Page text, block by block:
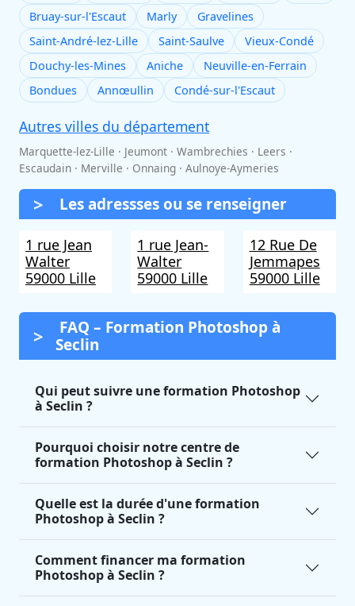
Bruay-sur-l'Escaut
Marly
Gravelines
Saint-André-lez-Lille
Saint-Saulve
Vieux-Condé
Douchy-les-Mines
Aniche
Neuville-en-Ferrain
Bondues
Annœullin Condé-sur-l'Escaut
Autres villes du département
Marquette-lez-Lille · Jeumont · Wambrechies · Leers ·
Escaudain · Merville · Onnaing · Aulnoye-Aymeries
Les adressses ou se renseigner
1 rue Jean
Walter
59000 Lille
1 rue Jean-
Walter
59000 Lille
12 Rue De
Jemmapes
59000 Lille
FAQ – Formation Photoshop à
Seclin
Qui peut suivre une formation Photoshop
à Seclin ?
Pourquoi choisir notre centre de
formation Photoshop à Seclin ?
Quelle est la durée d'une formation
Photoshop à Seclin ?
Comment financer ma formation
Photoshop à Seclin ?